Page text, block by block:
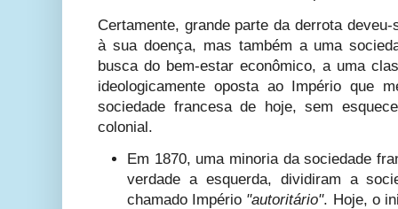
Certamente, grande parte da derrota
à sua doença, mas também a uma
busca do bem-estar econômico, a uma
ideologicamente oposta ao Império que
sociedade francesa de hoje, sem
colonial.
Em 1870, uma minoria da sociedade
verdade a esquerda, dividiram a
chamado Império "autoritário". Hoje, o